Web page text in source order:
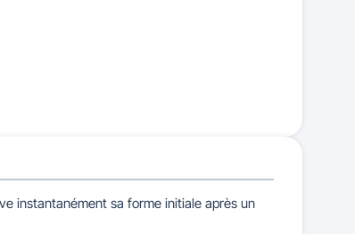
instantanément sa forme initiale après un